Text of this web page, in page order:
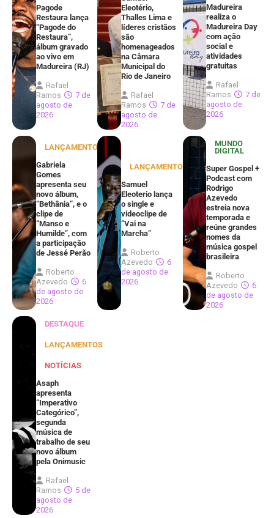
Pagode
Restaura lança
“Pagode do
Restaura”,
álbum gravado
ao vivo em
Madureira (RJ)
Rafael
Ramos
7 de
agosto de
2026
Eleotério,
Thalles Lima e
líderes cristãos
são
homenageados
na Câmara
Municipal do
Rio de Janeiro
Rafael
Ramos
7 de
agosto de
2026
Madureira
realiza o
Madureira Day
com ação
social e
atividades
gratuitas
Rafael
Ramos
7 de
agosto de
2026
LANÇAMENTOS
Gabriela
Gomes
apresenta seu
novo álbum,
“Bethânia”, e o
clipe de
“Manso e
Humilde”, com
a participação
de Jessé Perão
Roberto
Azevedo
6
de agosto de
2026
LANÇAMENTOS
Samuel
Eleoterio lança
o single e
videoclipe de
“Vai na
Marcha”
Roberto
Azevedo
6
de agosto de
2026
MUNDO
DIGITAL
Super Gospel +
Podcast com
Rodrigo
Azevedo
estreia nova
temporada e
reúne grandes
nomes da
música gospel
brasileira
Roberto
Azevedo
6
de agosto de
2026
DESTAQUE
LANÇAMENTOS
NOTÍCIAS
Asaph
apresenta
“Imperativo
Categórico”,
segunda
música de
trabalho de seu
novo álbum
pela Onimusic
Rafael
Ramos
5 de
agosto de
2026